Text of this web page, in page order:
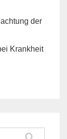
der
Krankheit